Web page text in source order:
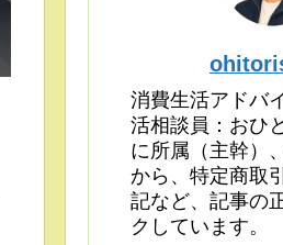
消費生活アドバ
活相談員：おひ
に所属（主幹）
から、特定商取
記など、記事の
クしています。